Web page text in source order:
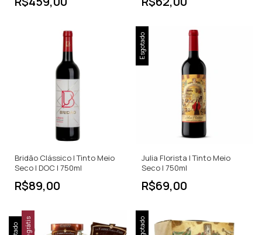
Bridão Clássico | Tinto Meio
Seco | DOC | 750ml
R$89,00
Esgotado
Julia Florista | Tinto Meio
Seco | 750ml
R$69,00